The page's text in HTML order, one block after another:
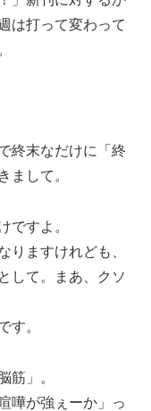
は打って変わって
終末なだけに「終
まして。
ですよ。
りますけれども、
して。まあ、クソ
す。
筋」。
嘩が強ぇーか」っ